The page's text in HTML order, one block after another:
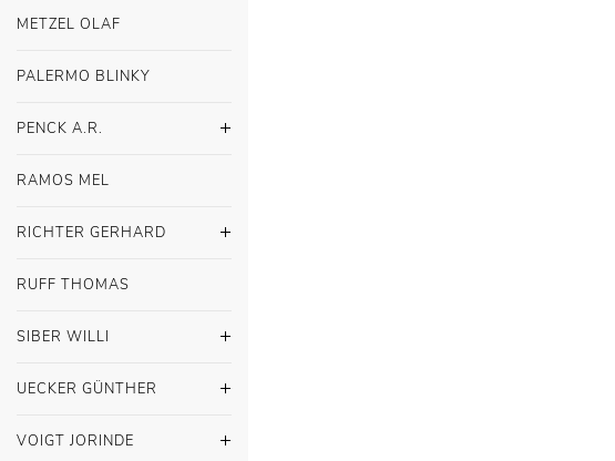
METZEL OLAF
PALERMO BLINKY
PENCK A.R.
RAMOS MEL
RICHTER GERHARD
RUFF THOMAS
SIBER WILLI
UECKER GÜNTHER
VOIGT JORINDE